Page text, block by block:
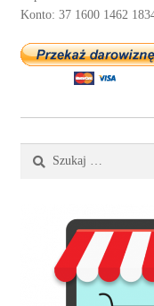
Konto: 37 1600 1462